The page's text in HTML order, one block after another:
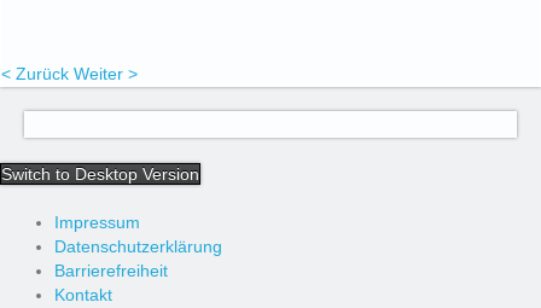
< Zurück Weiter >
Switch to Desktop Version
Impressum
Datenschutzerklärung
Barrierefreiheit
Kontakt